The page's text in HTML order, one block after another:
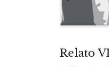
Relato